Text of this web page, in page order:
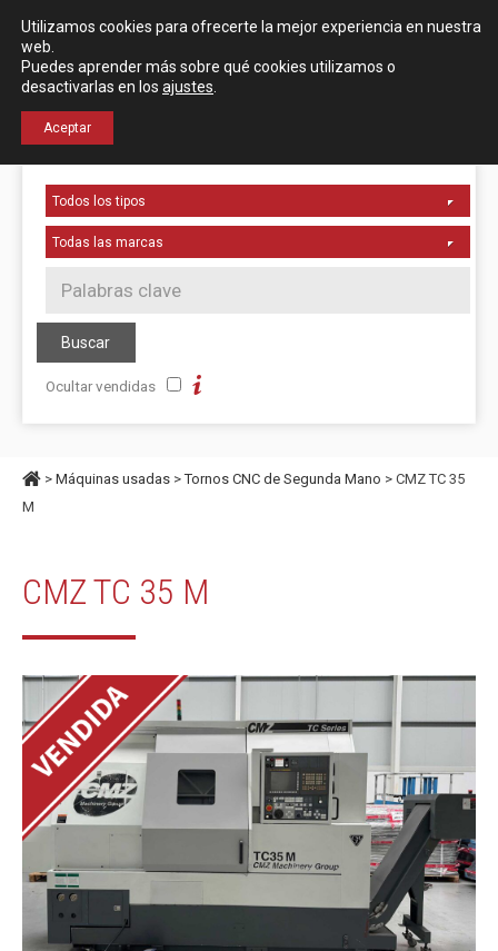
Localización Español
Ocultar vendidas
> Máquinas usadas >Tornos CNC de Segunda Mano > CMZ TC 35
M
CMZ TC 35 M
Utilizamos cookies para ofrecerte la mejor experiencia en nuestra
web.
Puedes aprender más sobre qué cookies utilizamos o
desactivarlas en los ajustes
Aceptar